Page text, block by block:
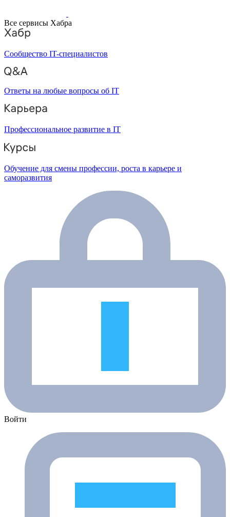
Все сервисы Хабра
Сообщество IT-специалистов
Ответы на любые вопросы об IT
Профессиональное развитие в IT
Обучение для смены профессии, роста в карьере и
саморазвития
Войти